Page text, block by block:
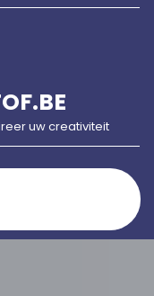
uw creativiteit